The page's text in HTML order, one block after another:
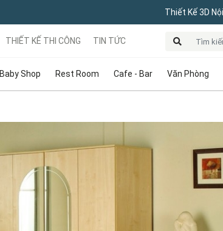
Thiết Kế 3D
Baby Shop Rest Room Cafe - Bar Văn Phòng
THIẾT KẾ THI CÔNG TIN TỨC